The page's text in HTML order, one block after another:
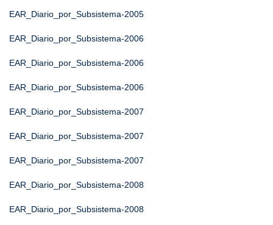
EAR_Diario_por_Subsistema-2005
EAR_Diario_por_Subsistema-2006
EAR_Diario_por_Subsistema-2006
EAR_Diario_por_Subsistema-2006
EAR_Diario_por_Subsistema-2007
EAR_Diario_por_Subsistema-2007
EAR_Diario_por_Subsistema-2007
EAR_Diario_por_Subsistema-2008
EAR_Diario_por_Subsistema-2008